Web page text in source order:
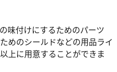
味付けにするためのパーツ
めのシールドなどの用品ライ
上に用意することができま